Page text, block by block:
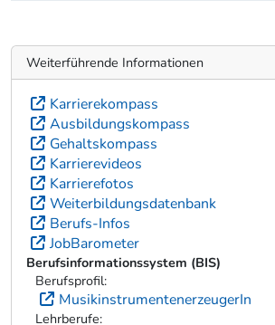
Weiterführende Informationen
Karrierekompass
Ausbildungskompass
Gehaltskompass
Karrierevideos
Karrierefotos
Weiterbildungsdatenbank
Berufs-Infos
JobBarometer
Berufsinformationssystem (BIS)
Berufsprofil:
MusikinstrumentenerzeugerIn
Lehrberufe: